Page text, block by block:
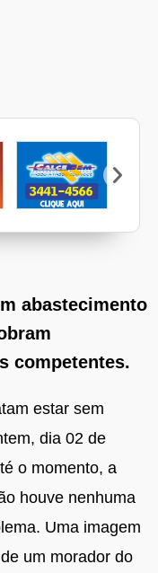
abastecimento
competentes.
estar sem
dia 02 de
o momento, a
houve nenhuma
Uma imagem
um morador do